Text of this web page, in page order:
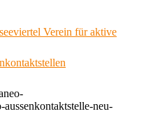
Verein für aktive
aussenkontaktstelle-neu-